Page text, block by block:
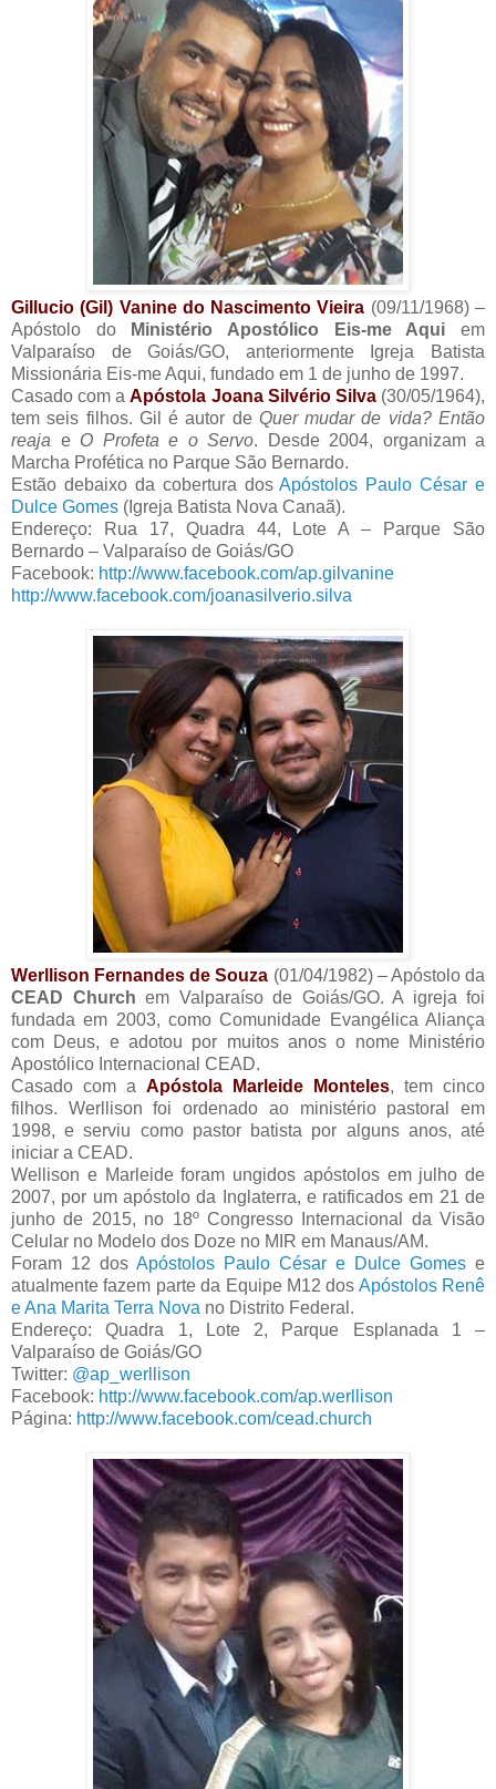
Gillucio (Gil) Vanine do Nascimento Vieira (09/11/1968) –
Apóstolo do
Ministério Apostólico Eis-me Aqui em
Valparaíso de Goiás/GO, anteriormente Igreja Batista
Missionária Eis-me Aqui, fundado em 1 de junho de 1997.
Casado com aApóstola Joana Silvério Silva(30/05/1964),
tem seis filhos. Gil é autor de Quer mudar de vida? Então
reaja e O Profeta e o Servo. Desde 2004, organizam a
Marcha Profética no Parque São Bernardo.
Estão debaixo da cobertura dosApóstolos Paulo César e
Dulce Gomes (Igreja Batista Nova Canaã).
Endereço: Rua 17, Quadra 44, Lote A – Parque São
Bernardo – Valparaíso de Goiás/GO
Facebook: http://www.facebook.com/ap.gilvanine
http://www.facebook.com/joanasilverio.silva
Werllison Fernandes de Souza (01/04/1982) – Apóstolo da
CEAD Church em Valparaíso de Goiás/GO. A igreja foi
fundada em 2003, como Comunidade Evangélica Aliança
com Deus, e adotou por muitos anos o nome Ministério
Apostólico Internacional CEAD.
Casado com a Apóstola Marleide Monteles, tem cinco
filhos. Werllison foi ordenado ao ministério pastoral em
1998, e serviu como pastor batista por alguns anos, até
iniciar a CEAD.
Wellison e Marleide foram ungidos apóstolos em julho de
2007, por um apóstolo da Inglaterra, e ratificados em 21 de
junho de 2015, no 18º Congresso Internacional da Visão
Celular no Modelo dos Doze no MIR em Manaus/AM.
Foram 12 dos Apóstolos Paulo César e Dulce Gomes e
atualmente fazem parte da Equipe M12 dos Apóstolos Renê
e Ana Marita Terra Nova no Distrito Federal.
Endereço: Quadra 1, Lote 2, Parque Esplanada 1 –
Valparaíso de Goiás/GO
Twitter: @ap_werllison
Facebook: http://www.facebook.com/ap.werllison
Página: http://www.facebook.com/cead.church